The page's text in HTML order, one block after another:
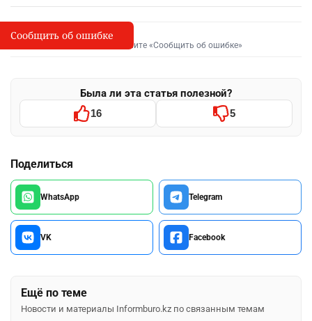
I
Сообщить об опечатке
Выделите фрагмент и нажмите «Сообщить об ошибке»
Была ли эта статья полезной?
16 5
Поделиться
WhatsApp Telegram
VK Facebook
Ещё по теме
Новости и материалы Informburo.kz по связанным темам
Сообщить об ошибке